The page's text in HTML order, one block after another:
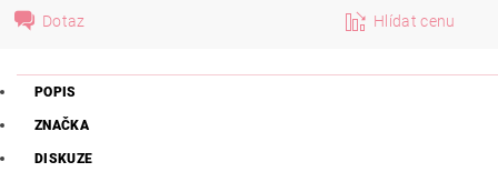
Dotaz Hlídat cenu
POPIS
ZNAČKA
DISKUZE